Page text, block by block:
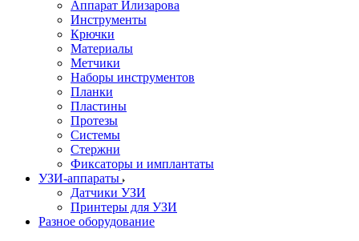
Аппарат Илизарова
Инструменты
Крючки
Материалы
Метчики
Наборы инструментов
Планки
Пластины
Протезы
Системы
Стержни
Фиксаторы и имплантаты
УЗИ-аппараты
Датчики УЗИ
Принтеры для УЗИ
Разное оборудование